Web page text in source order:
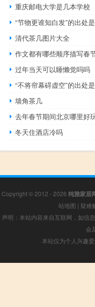
重庆邮电大学是几本学校
“节物更谁知白发”的出处
清代茶几图片大全
作文都有哪些顺序描写春
过年当天可以睡懒觉吗吗
“不将帘幕碍虚空”的出处
墙角茶几
去年春节期间北京哪里好
冬天住酒店冷吗
Copyright © 2012 - 2026 纯雅家居
站地图 | 疑难
声明：本站内容来自互联网，如信
会
本站仅为个人兴趣